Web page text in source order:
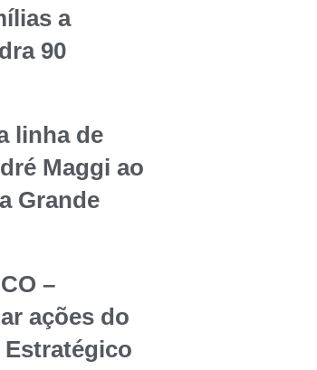
a
90
linha de
Maggi ao
Grande
–
ações do
Estratégico